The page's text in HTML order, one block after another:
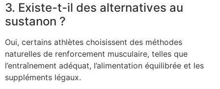
3. Existe-t-il des alternatives au
sustanon ?
Oui, certains athlètes choisissent des méthodes
naturelles de renforcement musculaire, telles que
l’entraînement adéquat, l’alimentation équilibrée et les
suppléments légaux.